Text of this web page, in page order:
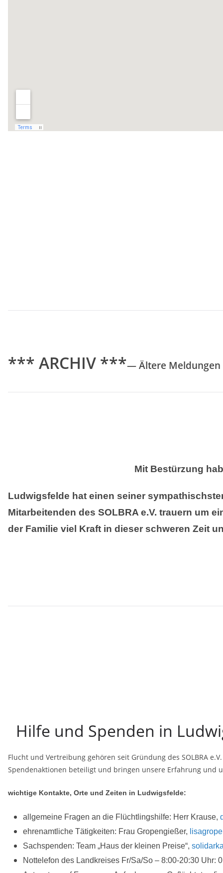
*** ARCHIV ***— Ältere
Mit Bestürzung
Ludwigsfelde hat einen seiner
Mitarbeitenden des SOLBRA e.V. trauern um
der Familie viel Kraft in dieser schweren Zeit
Hilfe und Spenden in
Flucht und Vertreibung gehören seit Gründung des SOLBRA
Spendenaktionen beteiligt und bringen unsere Erfahrung und
wichtige Kontakte, Orte und Zeiten in Ludwigsfelde:
allgemeine Fragen an die Flüchtlingshilfe: Herr Krause,
ehrenamtliche Tätigkeiten: Frau Gropengießer,
Sachspenden: Team „Haus der kleinen Preise“,
Nottelefon des Landkreises Fr/Sa/So – 8:00-20:30 Uhr: